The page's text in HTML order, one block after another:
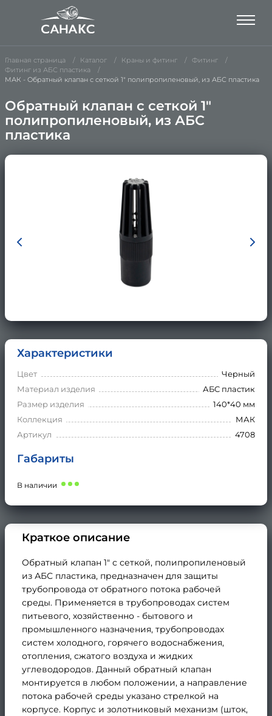
Главная страница Каталог Краны и фитинг
Фитинг
Фитинг из АБС пластика
МАК - Обратный клапан с сеткой 1" полипропиленовый, из АБС пластика
Обратный клапан с сеткой 1"
полипропиленовый, из АБС
пластика
Характеристики
Цвет
Черный
Материал изделия
АБС пластик
Размер изделия
140*40 мм
Коллекция
МАК
Артикул
4708
Габариты
В наличии
Краткое описание
Обратный клапан 1" с сеткой, полипропиленовый
из АБС пластика, предназначен для защиты
трубопровода от обратного потока рабочей
среды. Применяется в трубопроводах систем
питьевого, хозяйственно - бытового и
промышленного назначения, трубопроводах
систем холодного, горячего водоснабжения,
отопления, сжатого воздуха и жидких
углеводородов. Данный обратный клапан
монтируется в любом положении, а направление
потока рабочей среды указано стрелкой на
корпусе. Корпус и золотниковый механизм (шток,